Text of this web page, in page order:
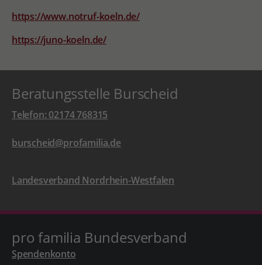
https://www.notruf-koeln.de/
https://juno-koeln.de/
Beratungsstelle Burscheid
Telefon: 02174 768315
burscheid@profamilia.de
Landesverband Nordrhein-Westfalen
pro familia Bundesverband
Spendenkonto